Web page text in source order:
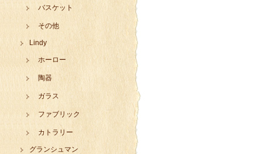
バスケット
その他
Lindy
ホーロー
陶器
ガラス
ファブリック
カトラリー
グランシュマン